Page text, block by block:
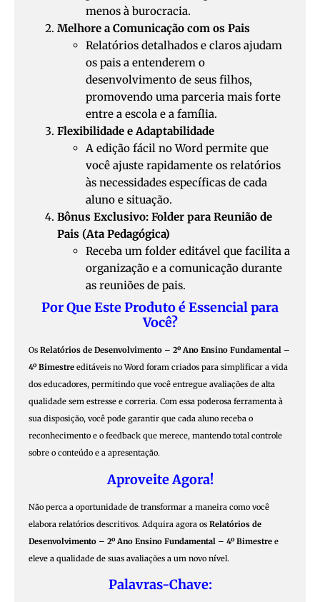
menos à burocracia.
Melhore a Comunicação com os Pais
Relatórios detalhados e claros ajudam
os pais a entenderem o
desenvolvimento de seus filhos,
promovendo uma parceria mais forte
entre a escola e a família.
Flexibilidade e Adaptabilidade
A edição fácil no Word permite que
você ajuste rapidamente os relatórios
às necessidades específicas de cada
aluno e situação.
Bônus Exclusivo: Folder para Reunião de
Pais (Ata Pedagógica)
Receba um folder editável que facilita a
organização e a comunicação durante
as reuniões de pais.
Por Que Este Produto é Essencial para
Você?
Os Relatórios de Desenvolvimento – 2º Ano Ensino Fundamental –
4º Bimestre editáveis no Word foram criados para simplificar a vida
dos educadores, permitindo que você entregue avaliações de alta
qualidade sem estresse e correria. Com essa poderosa ferramenta à
sua disposição, você pode garantir que cada aluno receba o
reconhecimento e o feedback que merece, mantendo total controle
sobre o conteúdo e a apresentação.
Aproveite Agora!
Não perca a oportunidade de transformar a maneira como você
elabora relatórios descritivos. Adquira agora os Relatórios de
Desenvolvimento – 2º Ano Ensino Fundamental – 4º Bimestre e
eleve a qualidade de suas avaliações a um novo nível.
Palavras-Chave: